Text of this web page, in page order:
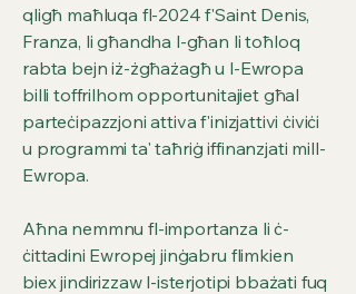
qligħ maħluqa fl-2024 f'Saint Denis,
Franza, li għandha l-għan li toħloq
rabta bejn iż-żgħażagħ u l-Ewropa
billi toffrilhom opportunitajiet għal
parteċipazzjoni attiva f'inizjattivi ċiviċi
u programmi ta' taħriġ iffinanzjati mill-
Ewropa.
Aħna nemmnu fl-importanza li ċ-
ċittadini Ewropej jinġabru flimkien
biex jindirizzaw l-isterjotipi bbażati fuq